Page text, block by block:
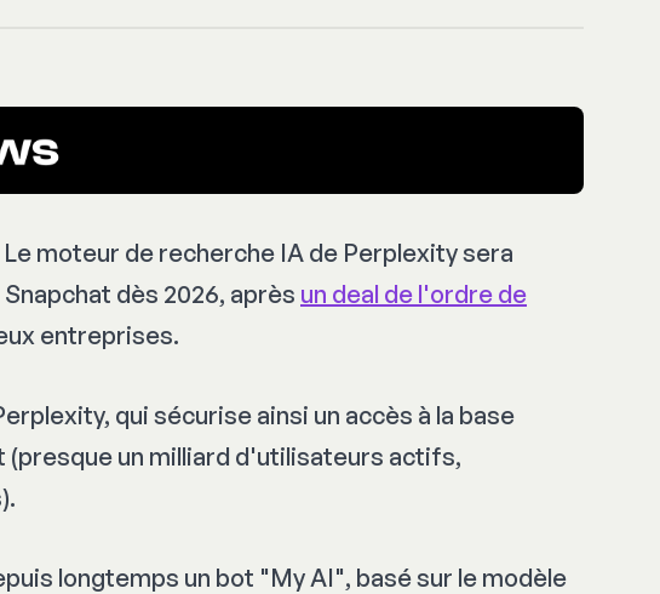
Le moteur de recherche IA de Perplexity sera
dès 2026, après un deal de l'ordre de
entreprises.
qui sécurise ainsi un accès à la base
(presque un milliard d'utilisateurs actifs,
longtemps un bot "My AI", basé sur le modèle